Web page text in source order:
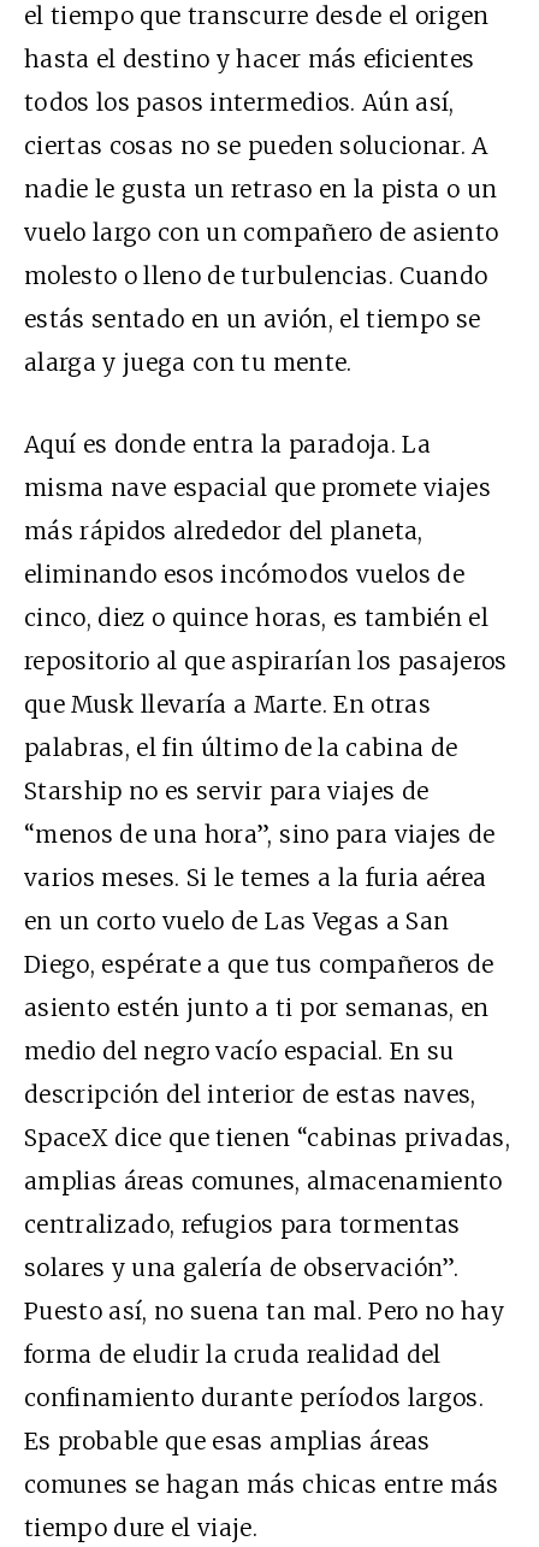
el tiempo que transcurre desde el origen
hasta el destino y hacer más eficientes
todos los pasos intermedios. Aún así,
ciertas cosas no se pueden solucionar. A
nadie le gusta un retraso en la pista o un
vuelo largo con un compañero de asiento
molesto o lleno de turbulencias. Cuando
estás sentado en un avión, el tiempo se
alarga y juega con tu mente.
Aquí es donde entra la paradoja. La
misma nave espacial que promete viajes
más rápidos alrededor del planeta,
eliminando esos incómodos vuelos de
cinco, diez o quince horas, es también el
repositorio al que aspirarían los pasajeros
que Musk llevaría a Marte. En otras
palabras, el fin último de la cabina de
Starship no es servir para viajes de
“menos de una hora”, sino para viajes de
varios meses. Si le temes a la furia aérea
en un corto vuelo de Las Vegas a San
Diego, espérate a que tus compañeros de
asiento estén junto a ti por semanas, en
medio del negro vacío espacial. En su
descripción del interior de estas naves,
SpaceX dice que tienen “cabinas privadas,
amplias áreas comunes, almacenamiento
centralizado, refugios para tormentas
solares y una galería de observación”.
Puesto así, no suena tan mal. Pero no hay
forma de eludir la cruda realidad del
confinamiento durante períodos largos.
Es probable que esas amplias áreas
comunes se hagan más chicas entre más
tiempo dure el viaje.